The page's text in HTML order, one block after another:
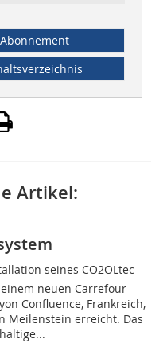
Abonnement
Artikel:
seines CO2OLtec-
neuen Carrefour-
Confluence, Frankreich,
Meilenstein erreicht. Das